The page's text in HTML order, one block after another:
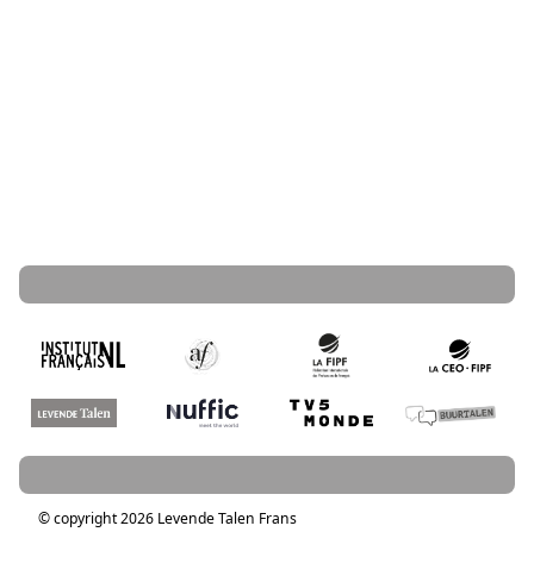
© copyright 2026 Levende Talen Frans